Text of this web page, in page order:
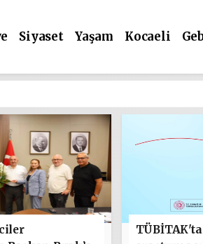
Siyaset Yaşam Kocaeli